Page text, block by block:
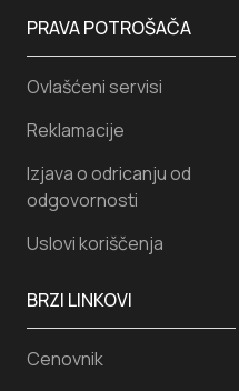
PRAVA POTROŠAČA
Ovlašćeni servisi
Reklamacije
Izjava o odricanju od
odgovornosti
Uslovi koriščenja
BRZI LINKOVI
Cenovnik